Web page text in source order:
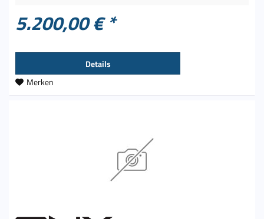
5.200,00 € *
Details
Merken